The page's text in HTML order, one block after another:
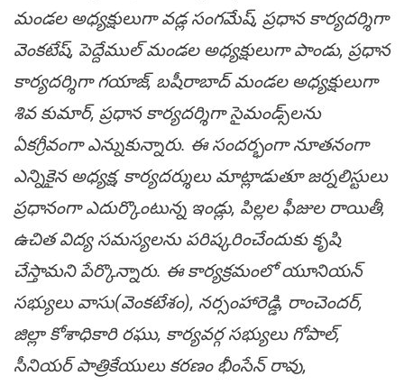
మండ‌ల అధ్య‌క్షులుగా వ‌డ్ల సంగ‌మేష్, ప్ర‌ధాన కార్య‌ద‌ర్శిగా
వెంక‌టేష్‌, పెద్దేముల్ మండ‌ల అధ్య‌క్షులుగా పాండు, ప్ర‌ధాన
కార్య‌ద‌ర్శిగా గ‌యాజ్, బ‌షీరాబాద్ మండ‌ల అధ్య‌క్షులుగా
శివ కుమార్, ప్ర‌ధాన కార్య‌ద‌ర్శిగా సైమండ్స్‌ల‌ను
ఏక‌గ్రీవంగా ఎన్నుకున్నారు. ఈ సంద‌ర్భంగా నూత‌నంగా
ఎన్నికైన అధ్య‌క్ష‌, కార్య‌ద‌ర్శులు మాట్లాడుతూ జ‌ర్న‌లిస్టులు
ప్ర‌ధానంగా ఎదుర్కొంటున్న ఇండ్లు, పిల్ల‌ల ఫీజుల రాయితీ,
ఉచిత విద్య స‌మ‌స్య‌ల‌ను ప‌రిష్క‌రించేందుకు కృషి
చేస్తామ‌ని పేర్కొన్నారు. ఈ కార్య‌క్ర‌మంలో యూనియ‌న్
స‌భ్యులు వాసు(వెంక‌టేశం), న‌ర్సంహారెడ్డి, రాంచెంద‌ర్,
జిల్లా కోశాధికారి ర‌ఘు, కార్య‌వ‌ర్గ స‌భ్యులు గోపాల్,
సీనియ‌ర్ పాత్రికేయులు క‌ర‌ణం భీంసేన్ రావు,